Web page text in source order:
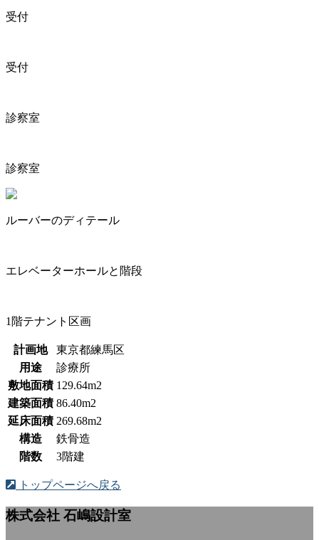
受付
受付
診察室
診察室
ルーバーのディテール
エレベーターホールと階段
1階テナント区画
計画地
東京都練馬区
用途
診療所
敷地面積 129.64m2
建築面積 86.40m2
延床面積 269.68m2
構造
鉄骨造
階数
3階建
トップページへ戻る
株式会社 石嶋設計室